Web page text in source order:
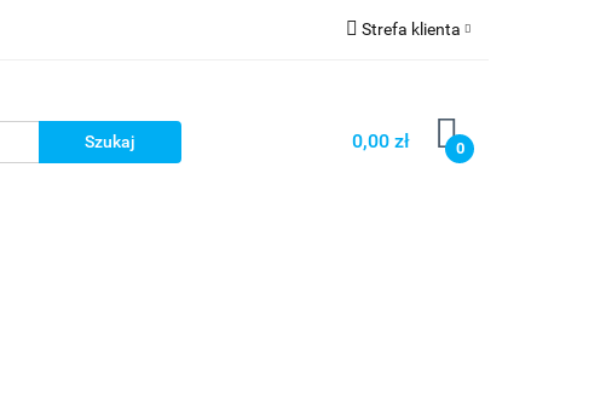
Strefa klienta
Zarejestruj się
Dodaj zgłoszenie
0,00 zł 0